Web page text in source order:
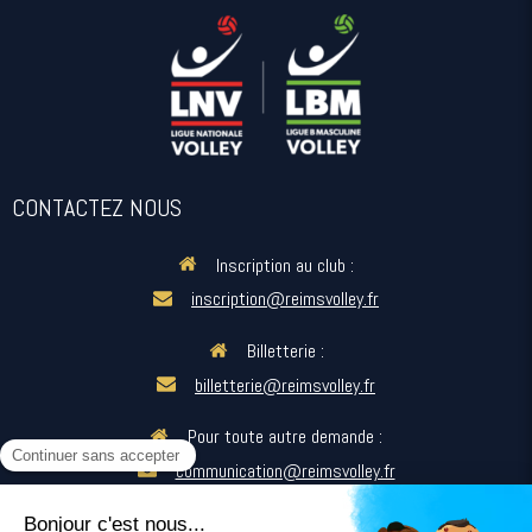
CONTACTEZ NOUS
Inscription au club :
inscription@reimsvolley.fr
Billetterie :
billetterie@reimsvolley.fr
Pour toute autre demande :
communication@reimsvolley.fr